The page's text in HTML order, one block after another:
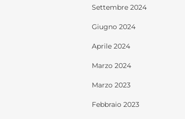
Settembre 2024
Giugno 2024
Aprile 2024
Marzo 2024
Marzo 2023
Febbraio 2023